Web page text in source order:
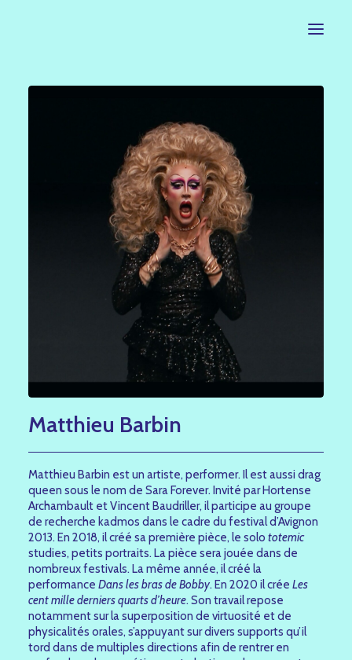
LE PETIT BUREAU
NEWSLETTER
INSTAGRAM
Matthieu Barbin
Matthieu Barbin est un artiste, performer. Il est aussi drag
queen sous le nom de Sara Forever. Invité par Hortense
Archambault et Vincent Baudriller, il participe au groupe
de recherche kadmos dans le cadre du festival d’Avignon
2013. En 2018, il créé sa première pièce, le solo totemic
studies, petits portraits. La pièce sera jouée dans de
nombreux festivals. La même année, il créé la
performance Dans les bras de Bobby. En 2020 il crée Les
cent mille derniers quarts d’heure. Son travail repose
notamment sur la superposition de virtuosité et de
physicalités orales, s’appuyant sur divers supports qu’il
tord dans de multiples directions afin de rentrer en